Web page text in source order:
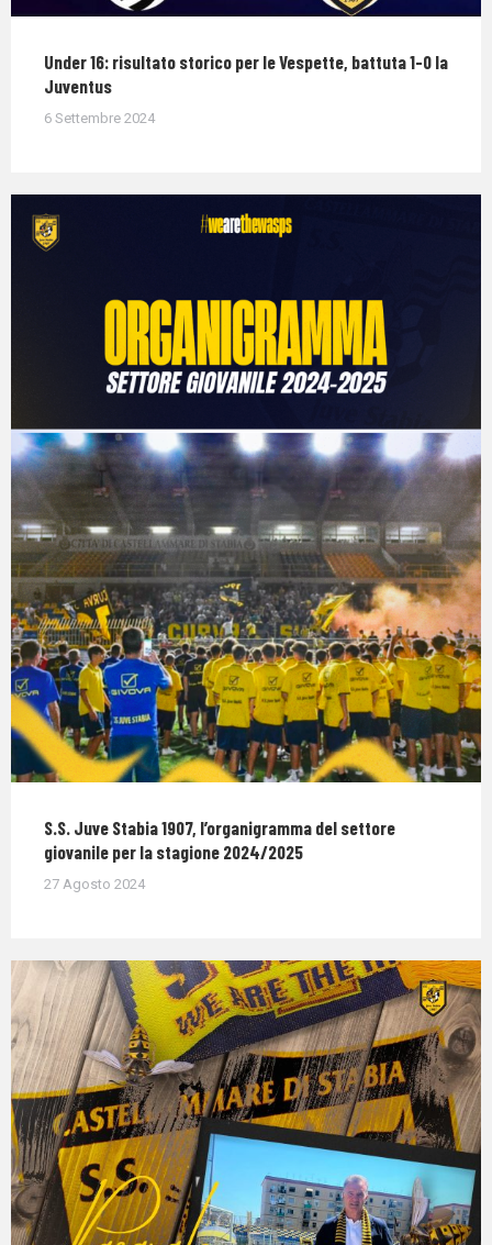
Under 16: risultato storico per le Vespette, battuta 1-0 la
Juventus
6 Settembre 2024
S.S. Juve Stabia 1907, l’organigramma del settore
giovanile per la stagione 2024/2025
27 Agosto 2024